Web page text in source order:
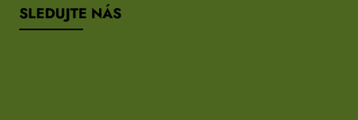
SLEDUJTE NÁS